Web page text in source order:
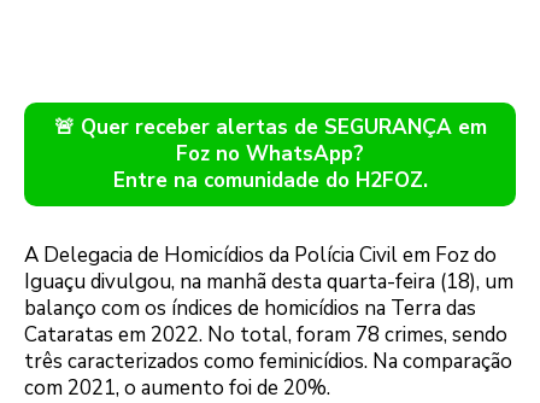
🚨 Quer receber alertas de SEGURANÇA em
Foz no WhatsApp?
Entre na comunidade do H2FOZ.
A Delegacia de Homicídios da Polícia Civil em Foz do
Iguaçu divulgou, na manhã desta quarta-feira (18), um
balanço com os índices de homicídios na Terra das
Cataratas em 2022. No total, foram 78 crimes, sendo
três caracterizados como feminicídios. Na comparação
com 2021, o aumento foi de 20%.